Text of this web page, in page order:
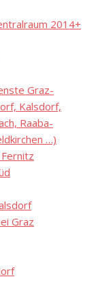
2014+
Graz-
Kalsdorf,
Raaba-
…)
Graz